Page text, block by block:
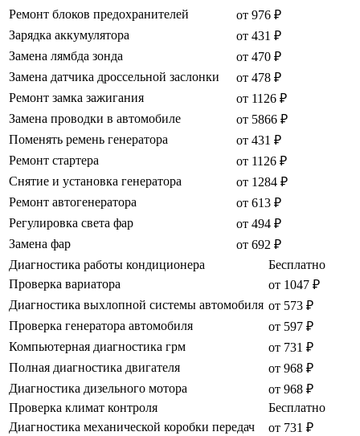
Ремонт блоков предохранителей
от 976 ₽
Зарядка аккумулятора
от 431 ₽
Замена лямбда зонда
от 470 ₽
Замена датчика дроссельной заслонки
от 478 ₽
Ремонт замка зажигания
от 1126 ₽
Замена проводки в автомобиле
от 5866 ₽
Поменять ремень генератора
от 431 ₽
Ремонт стартера
от 1126 ₽
Снятие и установка генератора
от 1284 ₽
Ремонт автогенератора
от 613 ₽
Регулировка света фар
от 494 ₽
Замена фар
от 692 ₽
Диагностика работы кондиционера
Бесплатно
Проверка вариатора
от 1047 ₽
Диагностика выхлопной системы автомобиля от 573 ₽
Проверка генератора автомобиля
от 597 ₽
Компьютерная диагностика грм
от 731 ₽
Полная диагностика двигателя
от 968 ₽
Диагностика дизельного мотора
от 968 ₽
Проверка климат контроля
Бесплатно
Диагностика механической коробки передач
от 731 ₽